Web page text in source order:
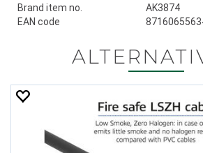
Brand item no.
AK3874
EAN code